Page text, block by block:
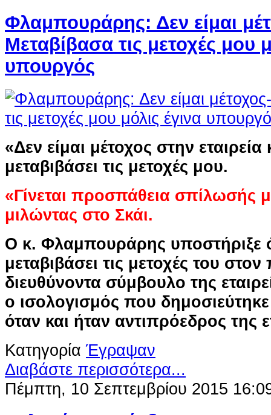
Φλαμπουράρης: Δεν είμαι
Μεταβίβασα τις μετοχές μου
υπουργός
«Δεν είμαι μέτοχος στην εταιρεία
μεταβιβάσει τις μετοχές μου.
«Γίνεται προσπάθεια σπίλωσής
μιλώντας στο Σκάι.
Ο κ. Φλαμπουράρης υποστήριξε
μεταβιβάσει τις μετοχές του
διευθύνοντα σύμβουλο της
ο ισολογισμός που δημοσιεύτηκε
όταν και ήταν αντιπρόεδρος της
Κατηγορία Έγραψαν
Διαβάστε περισσότερα...
Πέμπτη, 10 Σεπτεμβρίου 2015